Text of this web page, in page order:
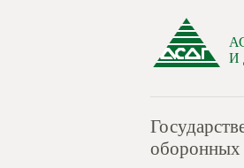
И
оборонных